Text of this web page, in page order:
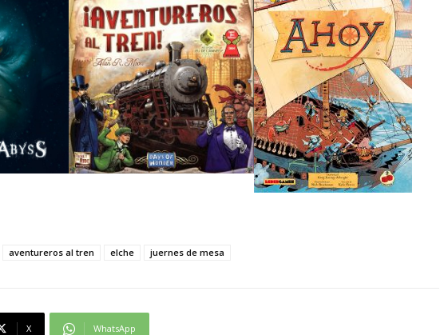
aventureros al tren elche juernes de mesa
X WhatsApp